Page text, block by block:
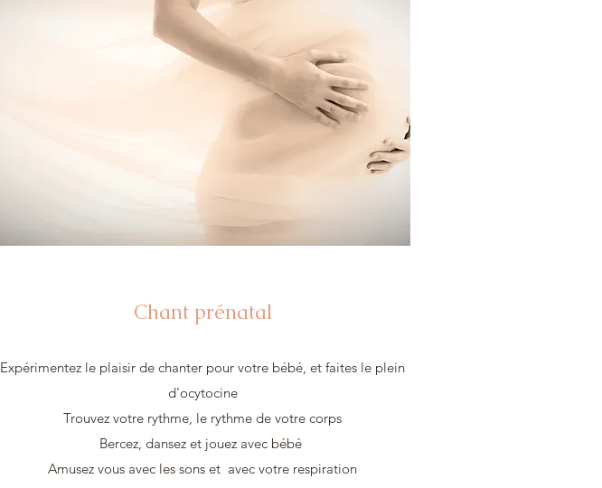
Chant prénatal
Expérimentez le plaisir de chanter pour votre bébé, et faites le plein
d'ocytocine
Trouvez votre rythme, le rythme de votre corps
Bercez, dansez et jouez avec bébé
Amusez vous avec les sons et avec votre respiration